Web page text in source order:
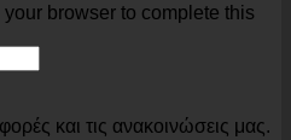
browser to complete this
και τις ανακοινώσεις μας.